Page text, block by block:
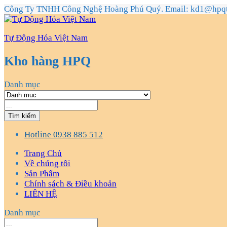
Công Ty TNHH Công Nghệ Hoàng Phú Quý. Email:
Tự Động Hóa Việt Nam
Kho hàng HPQ
Danh mục
Tìm kiếm
Hotline 0938 885 512
Trang Chủ
Về chúng tôi
Sản Phẩm
Chính sách & Điều khoản
LIÊN HỆ
Danh mục